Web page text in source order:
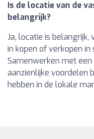
Is de locatie van de
belangrijk?
Ja, locatie is
in kopen of verkopen in
Samenwerken met
aanzienlijke voordelen
hebben in de lokale